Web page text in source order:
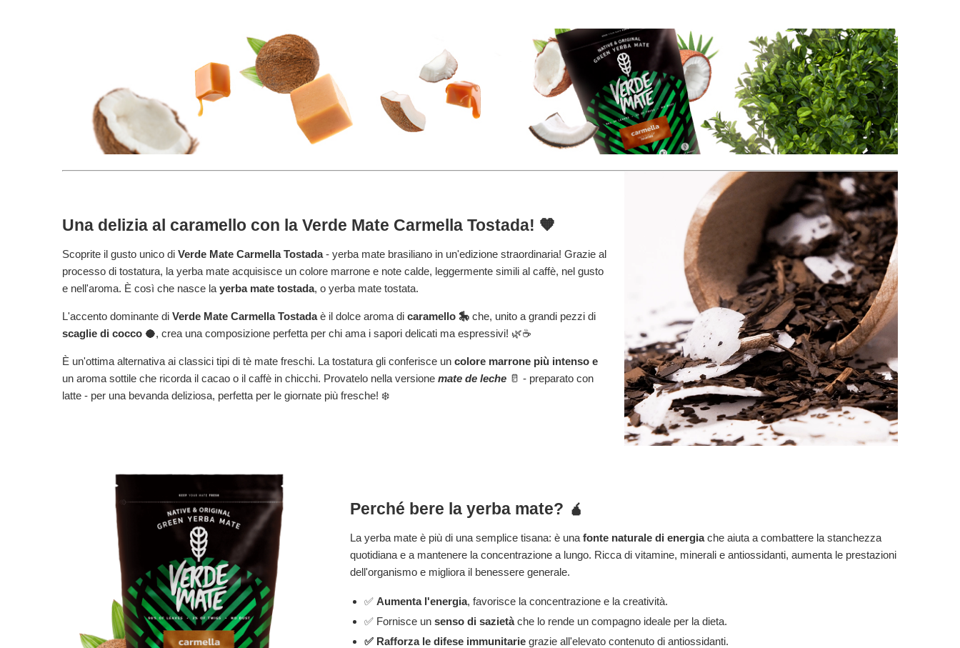
Una delizia al caramello con la Verde Mate Carmella Tostada! 🧡
Scoprite il gusto unico di Verde Mate Carmella Tostada- yerba mate brasiliano in un'edizione straordinaria! Grazie al
processo di tostatura, la yerba mate acquisisce un colore marrone e note calde, leggermente simili al caffè, nel gusto
e nell'aroma. È così che nasce la yerba mate tostada, o yerba mate tostata.
L'accento dominante di Verde Mate Carmella Tostadaè il dolce aroma di caramello 🎠 che, unito a grandi pezzi di
scaglie di cocco 🥥, crea una composizione perfetta per chi ama i sapori delicati ma espressivi! 🌿☕
È un'ottima alternativa ai classici tipi di tè mate freschi. La tostatura gli conferisce un colore marrone più intenso e
un aroma sottile che ricorda il cacao o il caffè in chicchi. Provatelo nella versione mate de leche 🥛 - preparato con
latte - per una bevanda deliziosa, perfetta per le giornate più fresche! ❄️
Perché bere la yerba mate? 🧉
La yerba mate è più di una semplice tisana: è unafonte naturale di energiache aiuta a combattere la stanchezza
quotidiana e a mantenere la concentrazione a lungo. Ricca di vitamine, minerali e antiossidanti, aumenta le prestazioni
dell'organismo e migliora il benessere generale.
✅Aumenta l'energia, favorisce la concentrazione e la creatività.
✅ Fornisce unsenso di sazietàche lo rende un compagno ideale per la dieta.
✅ Rafforza le difese immunitarie grazie all'elevato contenuto di antiossidanti.